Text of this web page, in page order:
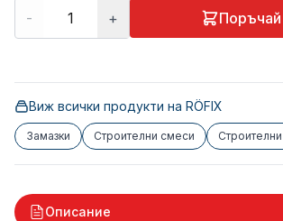
- + Поръчай
Виж всички продукти на RÖFIX
Замазки Строителни смеси
Описание